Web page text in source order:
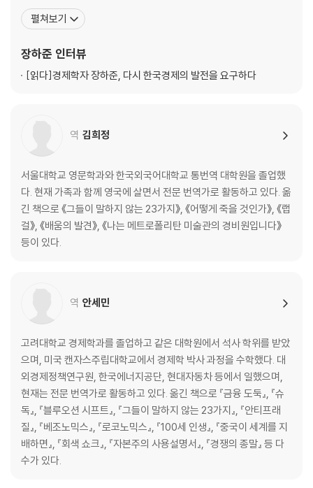
정부도 유망주를 고를 수 있다
부자를 더 부자로 만든다고 우리 모두 부자가 되는 것은 아니다
Thing
Thing
우리는 모든 것을 시장에 맡겨도 될 정도로 영리하지 못하다
Thing
교육을 더 시킨다고 나라가 더 잘살게 되는 것은 아니다
Thing
GM에 좋은 것이 항상 미국에도 좋은 것은 아니다
기회의 균등이 항상 공평한 것은 아니다
Thing
큰 정부는 사람들이 변화를 더 쉽게 받아들이도록 만든다
Thing
금융 시장은 보다 덜 효율적일 필요가 있다
Thing
좋은 경제 정책을 세우는 데 좋은 경제학자가 필요한 건 아니다
결론 저자 주 찾아보기
자로 명성을 얻었다. 2014년에는 영국의 정치 평론지 《프로스펙트P
ROSPECT》가 매년 선정하는 ‘올해의 사상가 50인’ 중 9위에 오르
User’s Guide》, 《그들이 말하
펼쳐보기
장하준 인터뷰
[읽다]경제학자 장하준, 다시 한국경제의 발전을 요구하다
역 김희정
서울대학교 영문학과와 한국외국어대학교 통번역 대학원을 졸업했
다. 현재 가족과 함께 영국에 살면서 전문 번역가로 활동하고 있다. 옮
긴 책으로 《그들이 말하지 않는 23가지》, 《어떻게 죽을 것인가》, 《랩
걸》, 《배움의 발견》, 《나는 메트로폴리탄 미술관의 경비원입니다》
등이 있다.
역 안세민
고려대학교 경제학과를 졸업하고 같은 대학원에서 석사 학위를 받았
으며, 미국 캔자스주립대학교에서 경제학 박사 과정을 수학했다. 대
외경제정책연구원, 한국에너지공단, 현대자동차 등에서 일했으며,
현재는 전문 번역가로 활동하고 있다. 옮긴 책으로 『금융 도둑』, 『슈
독』, 『블루오션 시프트』, 『그들이 말하지 않는 23가지』, 『안티프래
질』, 『베조노믹스』, 『로코노믹스』, 『100세 인생』, 『중국이 세계를 지
배하면』, 『회색 쇼크』, 『자본주의 사용설명서』, 『경쟁의 종말』 등 다
수가 있다.